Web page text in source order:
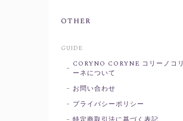
other
GUIDE
CORYNO CORYNE コリーノコリ
ーネについて
お問い合わせ
プライバシーポリシー